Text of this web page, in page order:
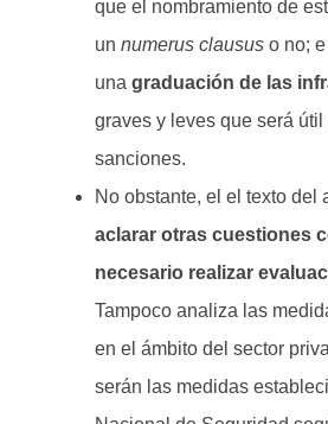
que el nombramiento de
un numerus clausus o no;
una graduación de las
graves y leves que será
sanciones.
No obstante, el el texto del
aclarar otras cuestiones
necesario realizar
Tampoco analiza las
en el ámbito del sector
serán las medidas